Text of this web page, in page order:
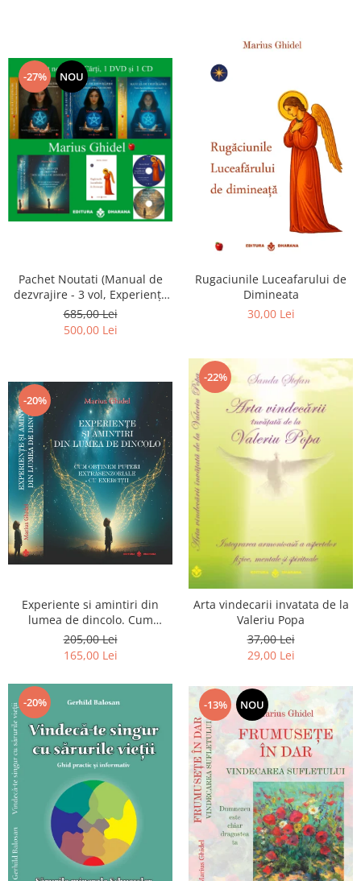
-27% NOU
Pachet Noutati (Manual de
dezvrajire - 3 vol, Experiențe
și amintiri, Rugăciunile
Luceafarului de dimineata) -
Marius Ghidel
685,00 Lei
500,00 Lei
Rugaciunile Luceafarului de
Dimineata
30,00 Lei
-20%
Experiente si amintiri din
lumea de dincolo. Cum
obtinem puteri
extrasenzoriale - cu exercitii
205,00 Lei
165,00 Lei
-22%
Arta vindecarii invatata de la
Valeriu Popa
37,00 Lei
29,00 Lei
-20% -13% NOU